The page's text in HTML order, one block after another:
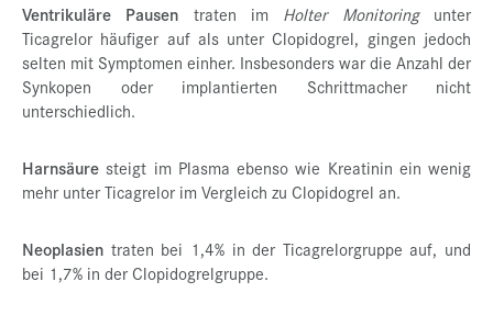
Ventrikuläre Pausen traten im Holter Monitoringunter
Ticagrelor häufiger auf als unter Clopidogrel, gingen jedoch
selten mit Symptomen einher. Insbesonders war die Anzahl der
Synkopen oder implantierten Schrittmacher nicht
unterschiedlich.
Harnsäure steigt im Plasma ebenso wie Kreatinin ein wenig
mehr unter Ticagrelor im Vergleich zu Clopidogrel an.
Neoplasien traten bei 1,4% in der Ticagrelorgruppe auf, und
bei 1,7% in der Clopidogrelgruppe.